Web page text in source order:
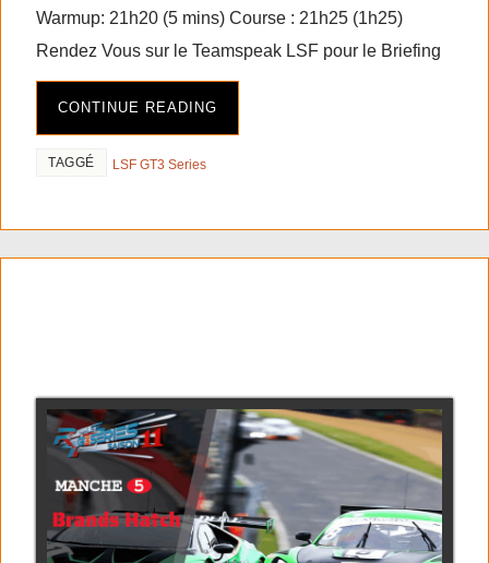
Warmup: 21h20 (5 mins) Course : 21h25 (1h25)
Rendez Vous sur le Teamspeak LSF pour le Briefing
CONTINUE READING
TAGGÉ LSF GT3 Series